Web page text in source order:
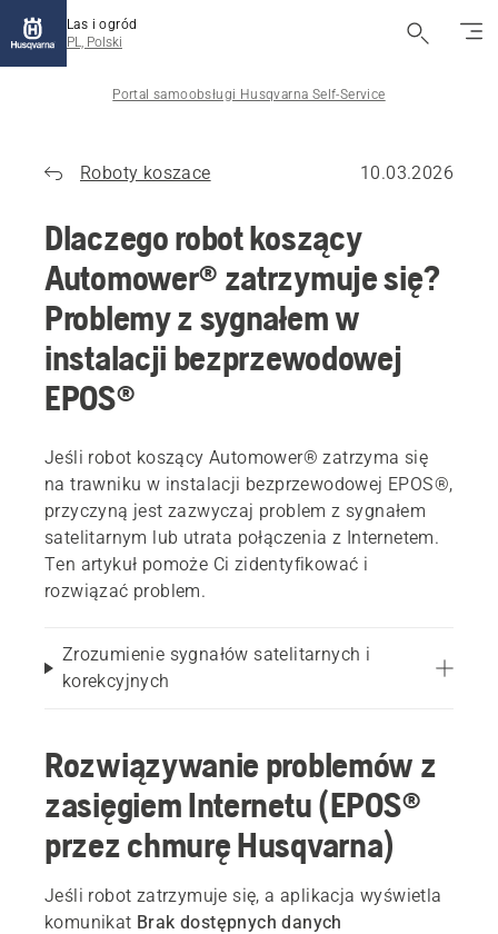
Las i ogród
PL, Polski
Portal samoobsługi Husqvarna Self-Service
Roboty koszace 10.03.2026
Dlaczego robot koszący
Automower® zatrzymuje się?
Problemy z sygnałem w
instalacji bezprzewodowej
EPOS®
Jeśli robot koszący Automower® zatrzyma się
na trawniku w instalacji bezprzewodowej EPOS®,
przyczyną jest zazwyczaj problem z sygnałem
satelitarnym lub utrata połączenia z Internetem.
Ten artykuł pomoże Ci zidentyfikować i
rozwiązać problem.
Zrozumienie sygnałów satelitarnych i
korekcyjnych
Rozwiązywanie problemów z
zasięgiem Internetu (EPOS®
przez chmurę Husqvarna)
Jeśli robot zatrzymuje się, a aplikacja wyświetla
komunikat Brak dostępnych danych